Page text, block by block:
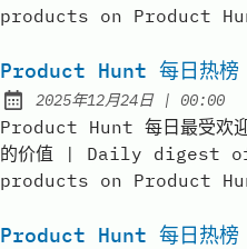
products on Product
Product Hunt 每日热
Published:
2025年12月24日| at
00:00
Product Hunt 每日最受欢迎
的价值 | Daily digest
products on Product
Product Hunt 每日热